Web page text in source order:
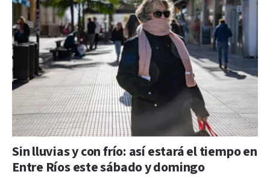
Sin lluvias y con frío: así estará el tiempo en
Entre Ríos este sábado y domingo